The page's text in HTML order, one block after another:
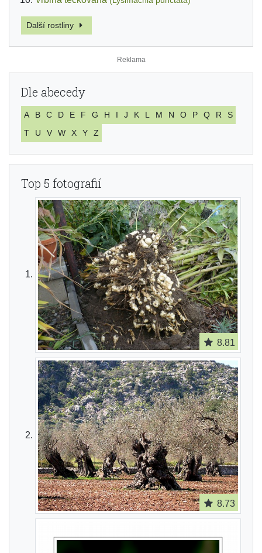
Další rostliny
Dle abecedy
A B C D E F G H I J K L M N O P Q R
S
T
U V W X Y Z
Top 5 fotografií
8.81
8.73